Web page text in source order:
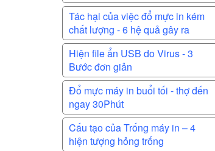
Tác hại của việc đổ mực in kém
chất lượng - 6 hệ quả gây ra
Hiện file ẩn USB do Virus - 3
Bước đơn giản
Đổ mực máy in buổi tối - thợ đến
ngay 30Phút
Cấu tạo của Trống máy in – 4
hiện tượng hỏng trống